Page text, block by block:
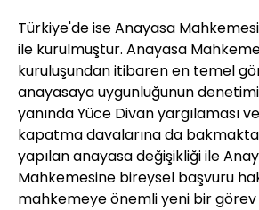
Türkiye'de ise Anayasa Mahkemesi,
ile kurulmuştur. Anayasa
kuruluşundan itibaren en temel
anayasaya uygunluğunun
yanında Yüce Divan yargılaması
kapatma davalarına da
yapılan anayasa değişikliği ile
Mahkemesine bireysel başvuru
mahkemeye önemli yeni bir